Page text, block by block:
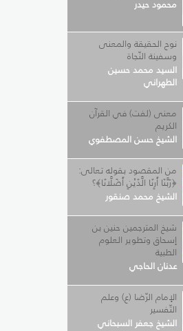
محمود حيدر
نوح الحقيقة والمعنى
وسفينة النّجاة
السيد محمد حسين
الطهراني
معنى (لفت) في القرآن
الكريم
الشيخ حسن المصطفوي
من المقصود بقوله تعالى:
﴿رَبَّنَا أَرِنَا الَّذَيْنِ أَضَلَّانَا﴾؟
الشيخ محمد صنقور
شيخ المترجمين حنين بن
إسحاق وتطوير العلوم
الطبية
عدنان الحاجي
الإمام الرّضا (ع) وعلم
التّفسير
الشيخ جعفر السبحاني